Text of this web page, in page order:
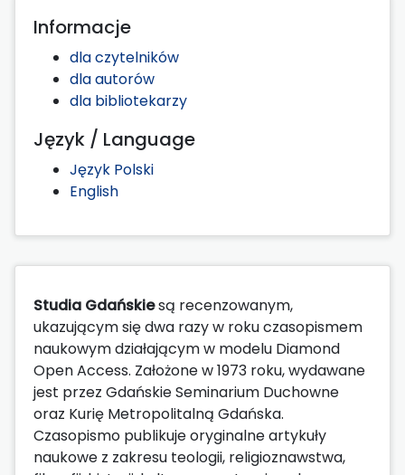
Informacje
dla czytelników
dla autorów
dla bibliotekarzy
Język / Language
Język Polski
English
Studia Gdańskiesą recenzowanym,
ukazującym się dwa razy w roku czasopismem
naukowym działającym w modelu Diamond
Open Access. Założone w 1973 roku, wydawane
jest przez Gdańskie Seminarium Duchowne
oraz Kurię Metropolitalną Gdańska.
Czasopismo publikuje oryginalne artykuły
naukowe z zakresu teologii, religioznawstwa,